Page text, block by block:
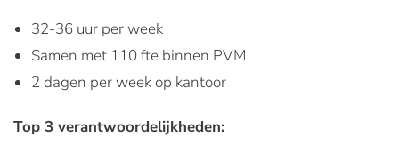
32-36 uur per week
Samen met 110 fte binnen PVM
2 dagen per week op kantoor
Top 3 verantwoordelijkheden: